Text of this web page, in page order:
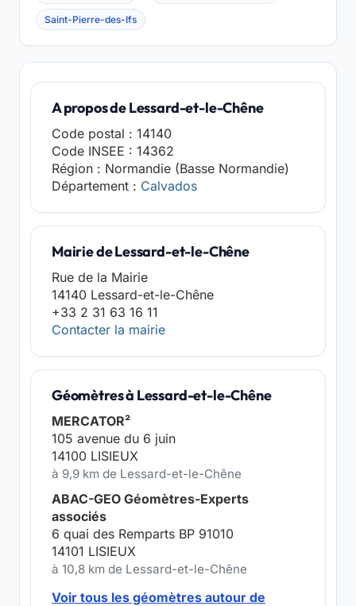
Saint-Pierre-des-Ifs
A propos de Lessard-et-le-Chêne
Code postal : 14140
Code INSEE : 14362
Région : Normandie (Basse Normandie)
Département : Calvados
Mairie de Lessard-et-le-Chêne
Rue de la Mairie
14140 Lessard-et-le-Chêne
+33 2 31 63 16 11
Contacter la mairie
Géomètres à Lessard-et-le-Chêne
MERCATOR²
105 avenue du 6 juin
14100 LISIEUX
à 9,9 km de Lessard-et-le-Chêne
ABAC-GEO Géomètres-Experts
associés
6 quai des Remparts BP 91010
14101 LISIEUX
à 10,8 km de Lessard-et-le-Chêne
Voir tous les géomètres autour de